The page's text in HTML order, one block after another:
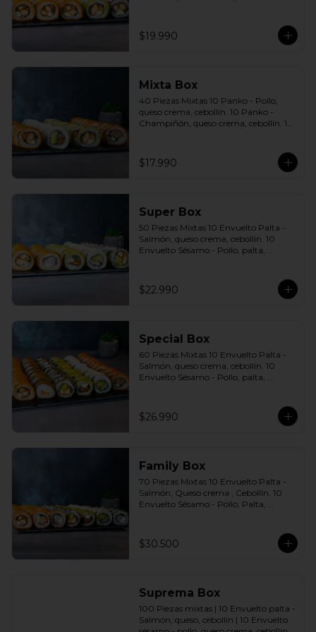
a elección soya o agridulce Bless + 3
palitos
$19.990
Mixta Box
40 Piezas Mixtas 10 Panko - Pollo,
queso crema, cebollín. 10 Panko -
Champiñón, queso crema, cebollín. 10
palta, cebollín. Incluye: 2 Salsa soya 2
Salsa agridulce Bless 3 palitos
$17.990
Super Box
50 Piezas Mixtas 10 Envuelto Palta -
Salmón, queso crema, cebollín. 10
Envuelto Sésamo - Pollo, palta,
Pollo, queso crema, cebollín. 10 Panko
- Camarón, queso crema, cebollín
$22.990
Special Box
60 Piezas Mixtas 10 Envuelto Palta -
Salmón, queso crema, cebollín. 10
Envuelto Sésamo - Pollo, palta,
Pollo, queso crema, cebollín. 10 Panko
- Champiñón, queso crema, cebollín.
$26.990
Family Box
70 Piezas Mixtas 10 Envuelto Palta -
Salmón, Queso crema , Cebollín. 10
Envuelto Sésamo - Pollo, Palta,
Ciboulette - Camarón, queso crema,
cebollín. 10 Panko - Pollo, Queso
7 Salsas a elección soya o agridulce
Bless + 6 palitos
$30.500
Suprema Box
100 Piezas mixtas | 10 Envuelto palta -
Salmón, queso, cebollín | 10 Envuelto